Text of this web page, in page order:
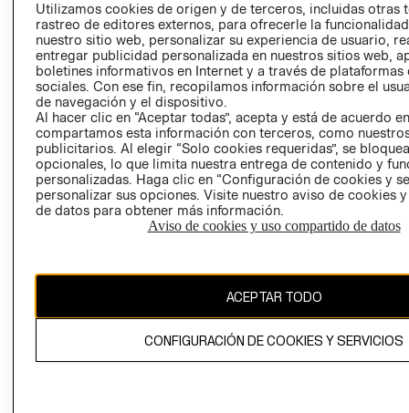
COOKIES
LIBRO DE
Ecuador ($)
CAMBIAR REGIÓN
El contenido de esta página web está protegido por copyright y es
Utilizamos cookies de origen y de terceros, incluidas otras
rastreo de editores externos, para ofrecerle la
nuestro sitio web, personalizar su experiencia de usuario,
entregar publicidad personalizada en nuestros sitios web,
boletines informativos en Internet y a través de plataformas
sociales. Con ese fin, recopilamos información sobre el
de navegación y el dispositivo.
Al hacer clic en “Aceptar todas”, acepta y está de acuerdo
compartamos esta información con terceros, como
publicitarios. Al elegir “Solo cookies requeridas”, se
opcionales, lo que limita nuestra entrega de contenido y
personalizadas. Haga clic en “Configuración de cookies y
personalizar sus opciones. Visite nuestro aviso de cookies
de datos para obtener más información.
Aviso de cookies y uso compartido de datos
ACEPTAR TODO
CONFIGURACIÓN DE COOKIES Y SERVICIOS